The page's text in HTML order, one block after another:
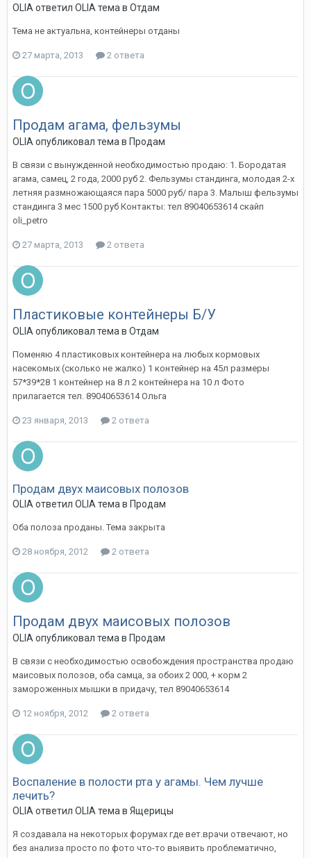
OLIA ответил OLIA тема в Отдам
Тема не актуальна, контейнеры отданы
27 марта, 2013 2 ответа
Продам агама, фельзумы
OLIA опубликовал тема в Продам
В связи с вынужденной необходимостью продаю: 1. Бородатая
агама, самец, 2 года, 2000 руб 2. Фельзумы стандинга, молодая 2-х
летняя размножающаяся пара 5000 руб/ пара 3. Малыш фельзумы
стандинга 3 мес 1500 руб Контакты: тел 89040653614 скайп
oli_petro
27 марта, 2013 2 ответа
Пластиковые контейнеры Б/У
OLIA опубликовал тема в Отдам
Поменяю 4 пластиковых контейнера на любых кормовых
насекомых (сколько не жалко) 1 контейнер на 45л размеры
57*39*28 1 контейнер на 8 л 2 контейнера на 10 л Фото
прилагается тел. 89040653614 Ольга
23 января, 2013 2 ответа
Продам двух маисовых полозов
OLIA ответил OLIA тема в Продам
Оба полоза проданы. Тема закрыта
28 ноября, 2012 2 ответа
Продам двух маисовых полозов
OLIA опубликовал тема в Продам
В связи с необходимостью освобождения пространства продаю
маисовых полозов, оба самца, за обоих 2 000, + корм 2
замороженных мышки в придачу, тел 89040653614
12 ноября, 2012 2 ответа
Воспаление в полости рта у агамы. Чем лучше
лечить?
OLIA ответил OLIA тема в Ящерицы
Я создавала на некоторых форумах где вет.врачи отвечают, но
без анализа просто по фото что-то выявить проблематично,